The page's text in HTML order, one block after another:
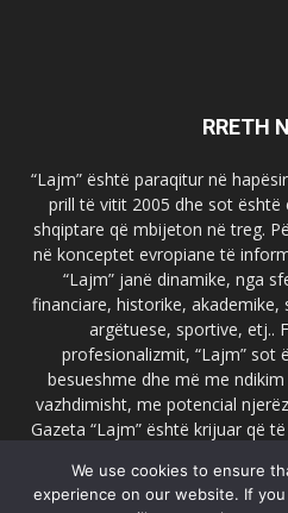
RRETH
“Lajm” është paraqitur në
prill të vitit 2005 dhe sot
shqiptare që mbijeton në treg.
në konceptet evropiane të
“Lajm” janë dinamike, nga
financiare, historike,
argëtuese, sportive, etj..
profesionalizmit, “Lajm” sot
besueshme dhe më me
vazhdimisht, me potencial
Gazeta “Lajm” është krijuar që
faqja zyrtare e gazetës “Lajm”,
ndër portalet më të
We use cookies to ensure
experience on our website. If